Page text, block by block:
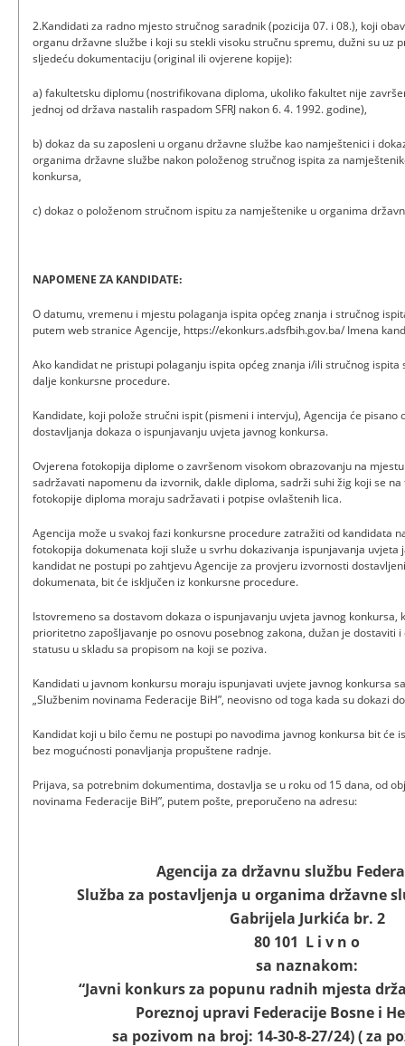
2.Kandidati za radno mjesto stručnog saradnik (pozicija 07. i 08.), koji
organu državne službe i koji su stekli visoku stručnu spremu, dužni su uz
sljedeću dokumentaciju (original ili ovjerene kopije):
a) fakultetsku diplomu (nostrifikovana diploma, ukoliko fakultet nije
jednoj od država nastalih raspadom SFRJ nakon 6. 4. 1992. godine),
b) dokaz da su zaposleni u organu državne službe kao namještenici i
organima državne službe nakon položenog stručnog ispita za
konkursa,
c) dokaz o položenom stručnom ispitu za namještenike u organima
NAPOMENE ZA KANDIDATE:
O datumu, vremenu i mjestu polaganja ispita općeg znanja i stručnog
putem web stranice Agencije, https://ekonkurs.adsfbih.gov.ba/ Imena
Ako kandidat ne pristupi polaganju ispita općeg znanja i/ili stručnog ispita
dalje konkursne procedure.
Kandidate, koji polože stručni ispit (pismeni i intervju), Agencija će
dostavljanja dokaza o ispunjavanju uvjeta javnog konkursa.
Ovjerena fotokopija diplome o završenom visokom obrazovanju na
sadržavati napomenu da izvornik, dakle diploma, sadrži suhi žig koji se
fotokopije diploma moraju sadržavati i potpise ovlaštenih lica.
Agencija može u svakoj fazi konkursne procedure zatražiti od kandidata
fotokopija dokumenata koji služe u svrhu dokazivanja ispunjavanja uvjeta
kandidat ne postupi po zahtjevu Agencije za provjeru izvornosti
dokumenata, bit će isključen iz konkursne procedure.
Istovremeno sa dostavom dokaza o ispunjavanju uvjeta javnog konkursa,
prioritetno zapošljavanje po osnovu posebnog zakona, dužan je dostaviti
statusu u skladu sa propisom na koji se poziva.
Kandidati u javnom konkursu moraju ispunjavati uvjete javnog konkursa
„Službenim novinama Federacije BiH”, neovisno od toga kada su dokazi
Kandidat koji u bilo čemu ne postupi po navodima javnog konkursa bit će
bez mogućnosti ponavljanja propuštene radnje.
Prijava, sa potrebnim dokumentima, dostavlja se u roku od 15 dana, od
novinama Federacije BiH”, putem pošte, preporučeno na adresu:
Agencija za državnu službu
Služba za postavljenja u organima državne
Gabrijela Jurkića br. 2
80 101 L i v n o
sa naznakom:
“Javni konkurs za popunu radnih mjesta
Poreznoj upravi Federacije Bosne i
sa pozivom na broj: 14-30-8-27/24) ( za